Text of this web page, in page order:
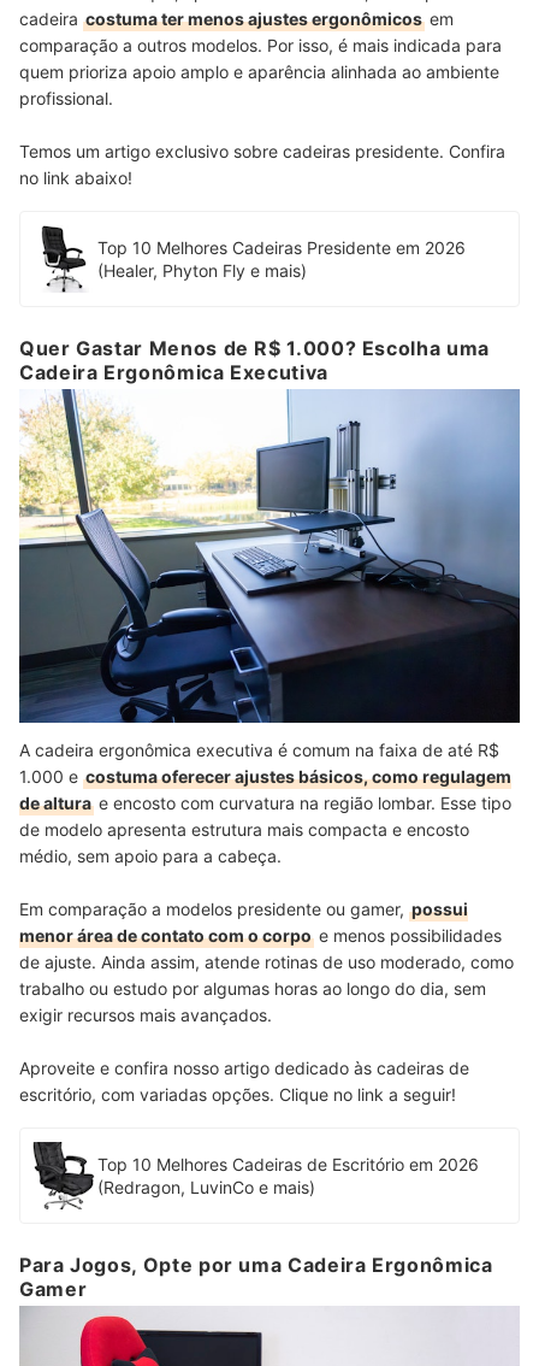
cadeira costuma ter menos ajustes ergonômicos em
comparação a outros modelos. Por isso, é mais indicada para
quem prioriza apoio amplo e aparência alinhada ao ambiente
profissional.
Temos um artigo exclusivo sobre cadeiras presidente. Confira
no link abaixo!
Top 10 Melhores Cadeiras Presidente em 2026
(Healer, Phyton Fly e mais)
Quer Gastar Menos de R$ 1.000? Escolha uma
Cadeira Ergonômica Executiva
A cadeira ergonômica executiva é comum na faixa de até R$
1.000 e costuma oferecer ajustes básicos, como regulagem
de altura e encosto com curvatura na região lombar. Esse tipo
de modelo apresenta estrutura mais compacta e encosto
médio, sem apoio para a cabeça.
Em comparação a modelos presidente ou gamer, possui
menor área de contato com o corpo e menos possibilidades
de ajuste. Ainda assim, atende rotinas de uso moderado, como
trabalho ou estudo por algumas horas ao longo do dia, sem
exigir recursos mais avançados.
Aproveite e confira nosso artigo dedicado às cadeiras de
escritório, com variadas opções. Clique no link a seguir!
Top 10 Melhores Cadeiras de Escritório em 2026
(Redragon, LuvinCo e mais)
Para Jogos, Opte por uma Cadeira Ergonômica
Gamer